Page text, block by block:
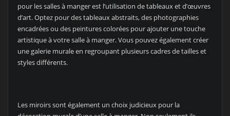
pour les salles à manger est l’utilisation de tableaux et d’œuvres
d’art. Optez pour des tableaux abstraits, des photographies
encadrées ou des peintures colorées pour ajouter une touche
artistique à votre salle à manger. Vous pouvez également créer
une galerie murale en regroupant plusieurs cadres de tailles et
styles différents.
Les miroirs sont également un choix judicieux pour la